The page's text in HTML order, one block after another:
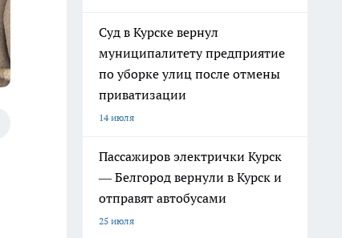
Суд в Курске вернул
муниципалитету предприятие
по уборке улиц после отмены
приватизации
14 июля
Пассажиров электрички Курск
— Белгород вернули в Курск и
отправят автобусами
25 июля